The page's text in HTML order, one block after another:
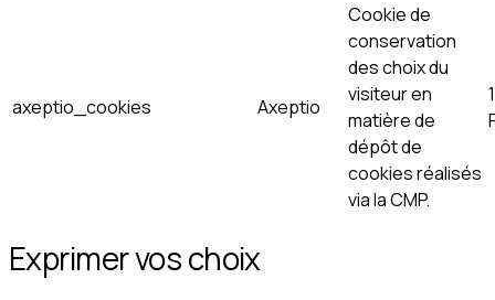
axeptio_cookies Axeptio
Cookie de
conservation
des choix du
visiteur en
matière de
dépôt de
cookies réalisés
via la CMP.
Exprimer vos choix